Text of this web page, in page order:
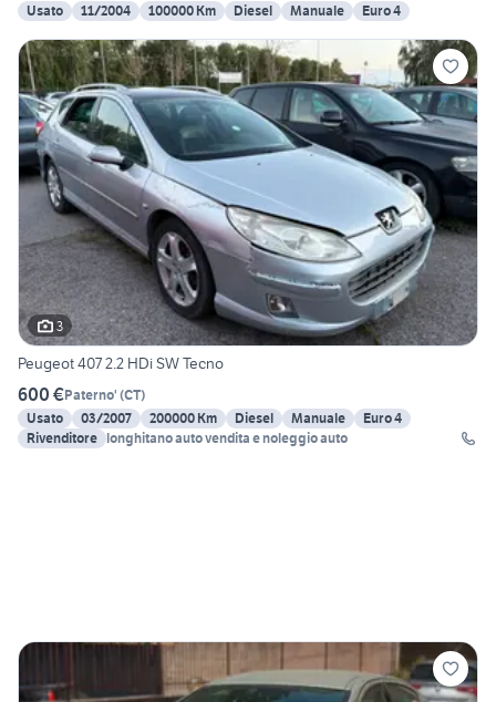
Usato
11/2004 100000 Km Diesel Manuale Euro 4
3
Peugeot 407 2.2 HDi SW Tecno
600 €Paterno' (CT)
Usato
03/2007 200000 Km Diesel Manuale
Euro 4
Rivenditore longhitano auto vendita e noleggio auto